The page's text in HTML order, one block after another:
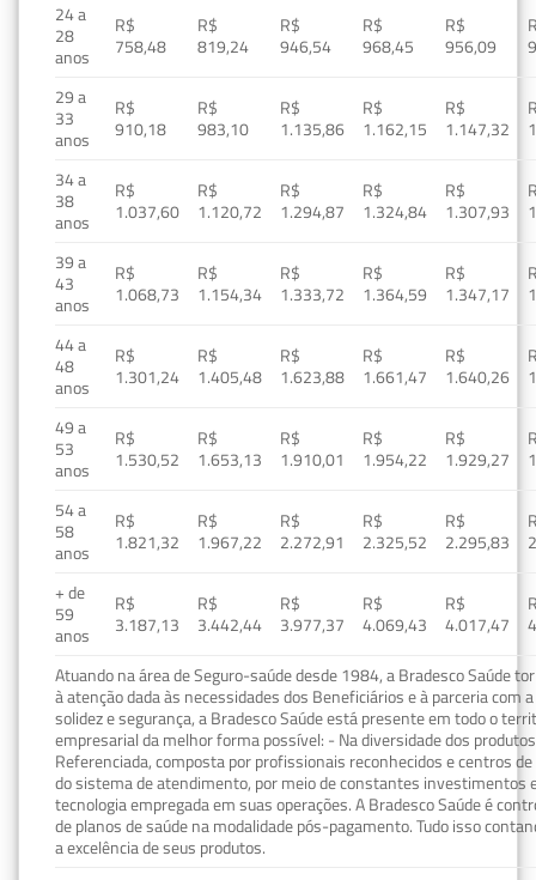
24 a
28
anos
R$
758,48
R$
819,24
R$
946,54
R$
968,45
R$
956,09
29 a
33
anos
R$
910,18
R$
983,10
R$
1.135,86
R$
1.162,15
R$
1.147,32
34 a
38
anos
R$
1.037,60
R$
1.120,72
R$
1.294,87
R$
1.324,84
R$
1.307,93
39 a
43
anos
R$
1.068,73
R$
1.154,34
R$
1.333,72
R$
1.364,59
R$
1.347,17
44 a
48
anos
R$
1.301,24
R$
1.405,48
R$
1.623,88
R$
1.661,47
R$
1.640,26
49 a
53
anos
R$
1.530,52
R$
1.653,13
R$
1.910,01
R$
1.954,22
R$
1.929,27
54 a
58
anos
R$
1.821,32
R$
1.967,22
R$
2.272,91
R$
2.325,52
R$
2.295,83
+ de
59
anos
R$
3.187,13
R$
3.442,44
R$
3.977,37
R$
4.069,43
R$
4.017,47
Atuando na área de Seguro-saúde desde 1984, a Bradesco Saúde
à atenção dada às necessidades dos Beneficiários e à parceria com
solidez e segurança, a Bradesco Saúde está presente em todo o
empresarial da melhor forma possível: - Na diversidade dos
Referenciada, composta por profissionais reconhecidos e centros
do sistema de atendimento, por meio de constantes investimentos
tecnologia empregada em suas operações. A Bradesco Saúde é
de planos de saúde na modalidade pós-pagamento. Tudo isso
a excelência de seus produtos.